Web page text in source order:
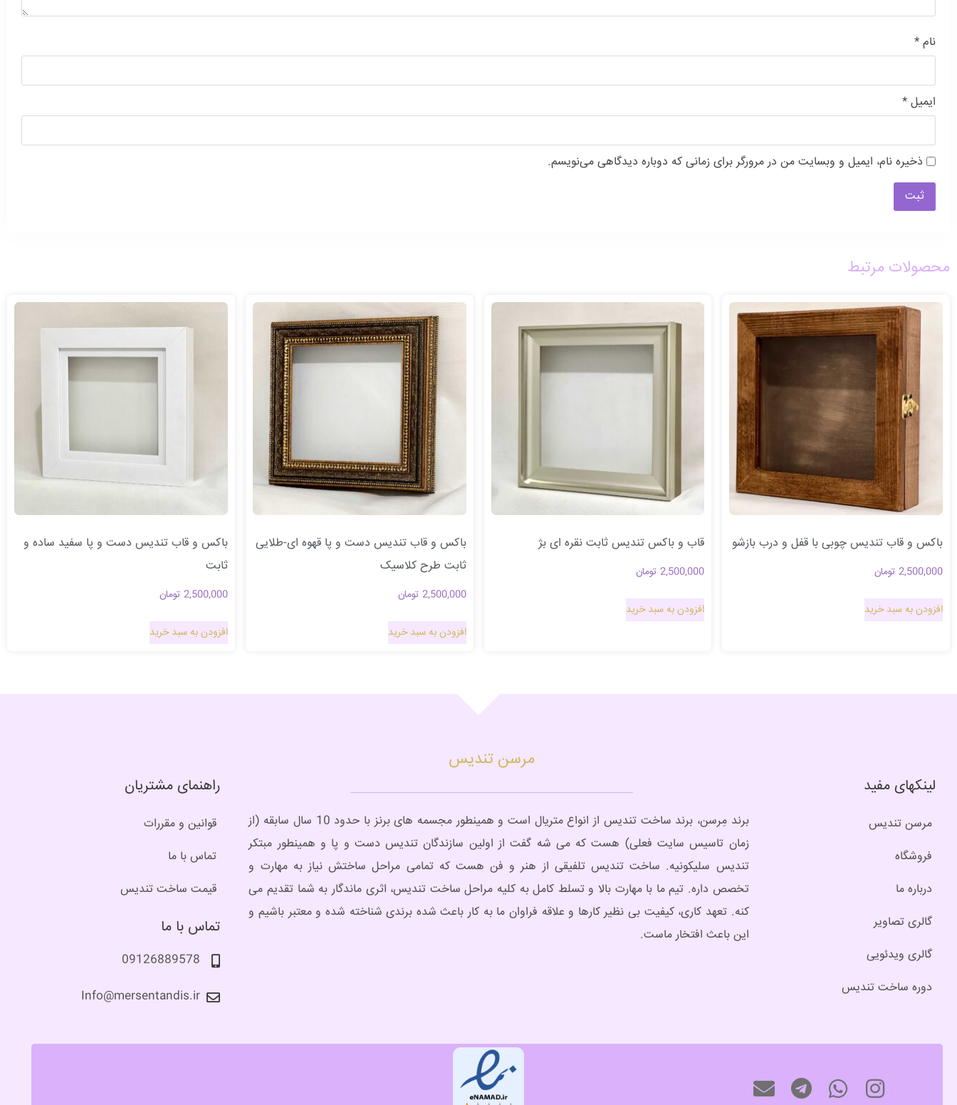
نام *
ایمیل *
ذخیره نام، ایمیل و وبسایت من در مرورگر برای زمانی که دوباره دیدگاهی می‌نویسم.
محصولات مرتبط
باکس و قاب تندیس چوبی با قفل و درب بازشو
2,500,000 تومان
افزودن به سبد خرید
قاب و باکس تندیس ثابت نقره ای بژ
2,500,000 تومان
افزودن به سبد خرید
باکس و قاب تندیس دست و پا قهوه ای-طلایی
ثابت طرح کلاسیک
2,500,000 تومان
افزودن به سبد خرید
باکس و قاب تندیس دست و پا سفید ساده و
ثابت
2,500,000 تومان
افزودن به سبد خرید
لینکهای مفید
مرسن تندیس
فروشگاه
درباره ما
گالری تصاویر
گالری ویدئویی
دوره ساخت تندیس
مرسن تندیس
برند مِرسن، برند ساخت تندیس از انواع متریال است و همینطور مجسمه های برنز با حدود 10 سال سابقه (از
زمان تاسیس سایت فعلی) هست که می شه گفت از اولین سازندگان تندیس دست و پا و همینطور مبتکر
تندیس سلیکونیه. ساخت تندیس تلفیقی از هنر و فن هست که تمامی مراحل ساختش نیاز به مهارت و
تخصص داره. تیم ما با مهارت بالا و تسلط کامل به کلیه مراحل ساخت تندیس، اثری ماندگار به شما تقدیم می
کنه. تعهد کاری، کیفیت بی نظیر کارها و علاقه فراوان ما به کار باعث شده برندی شناخته شده و معتبر باشیم و
این باعث افتخار ماست.
راهنمای مشتریان
قوانین و مقررات
تماس با ما
قیمت ساخت تندیس
تماس با ما
09126889578
Info@mersentandis.ir